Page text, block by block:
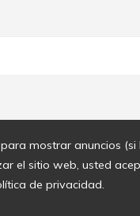
mostrar anuncios
el sitio web, usted
de privacidad.